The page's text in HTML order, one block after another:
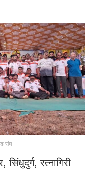
संघ
रत्नागिरी